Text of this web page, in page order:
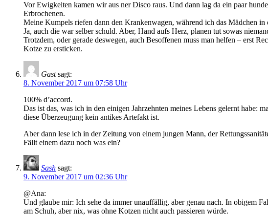
Vor Ewigkeiten kamen wir aus ner Disco raus. Und dann lag da ein paar
Erbrochenen.
Meine Kumpels riefen dann den Krankenwagen, während ich das Mädchen
Ja, auch die war selber schuld. Aber, Hand aufs Herz, planen tut sowas
Trotzdem, oder gerade deswegen, auch Besoffenen muss man helfen – erst
Kotze zu ersticken.
Gast sagt:
8. November 2017 um 07:58 Uhr
100% d’accord.
Das ist das, was ich in den einigen Jahrzehnten meines Lebens gelernt habe:
diese Überzeugung kein antikes Artefakt ist.
Aber dann lese ich in der Zeitung von einem jungen Mann, der
Fällt einem dazu noch was ein?
Sash sagt:
9. November 2017 um 02:36 Uhr
@Ana:
Und glaube mir: Ich sehe da immer unauffällig, aber genau nach. In obigem
am Schuh, aber nix, was ohne Kotzen nicht auch passieren würde.